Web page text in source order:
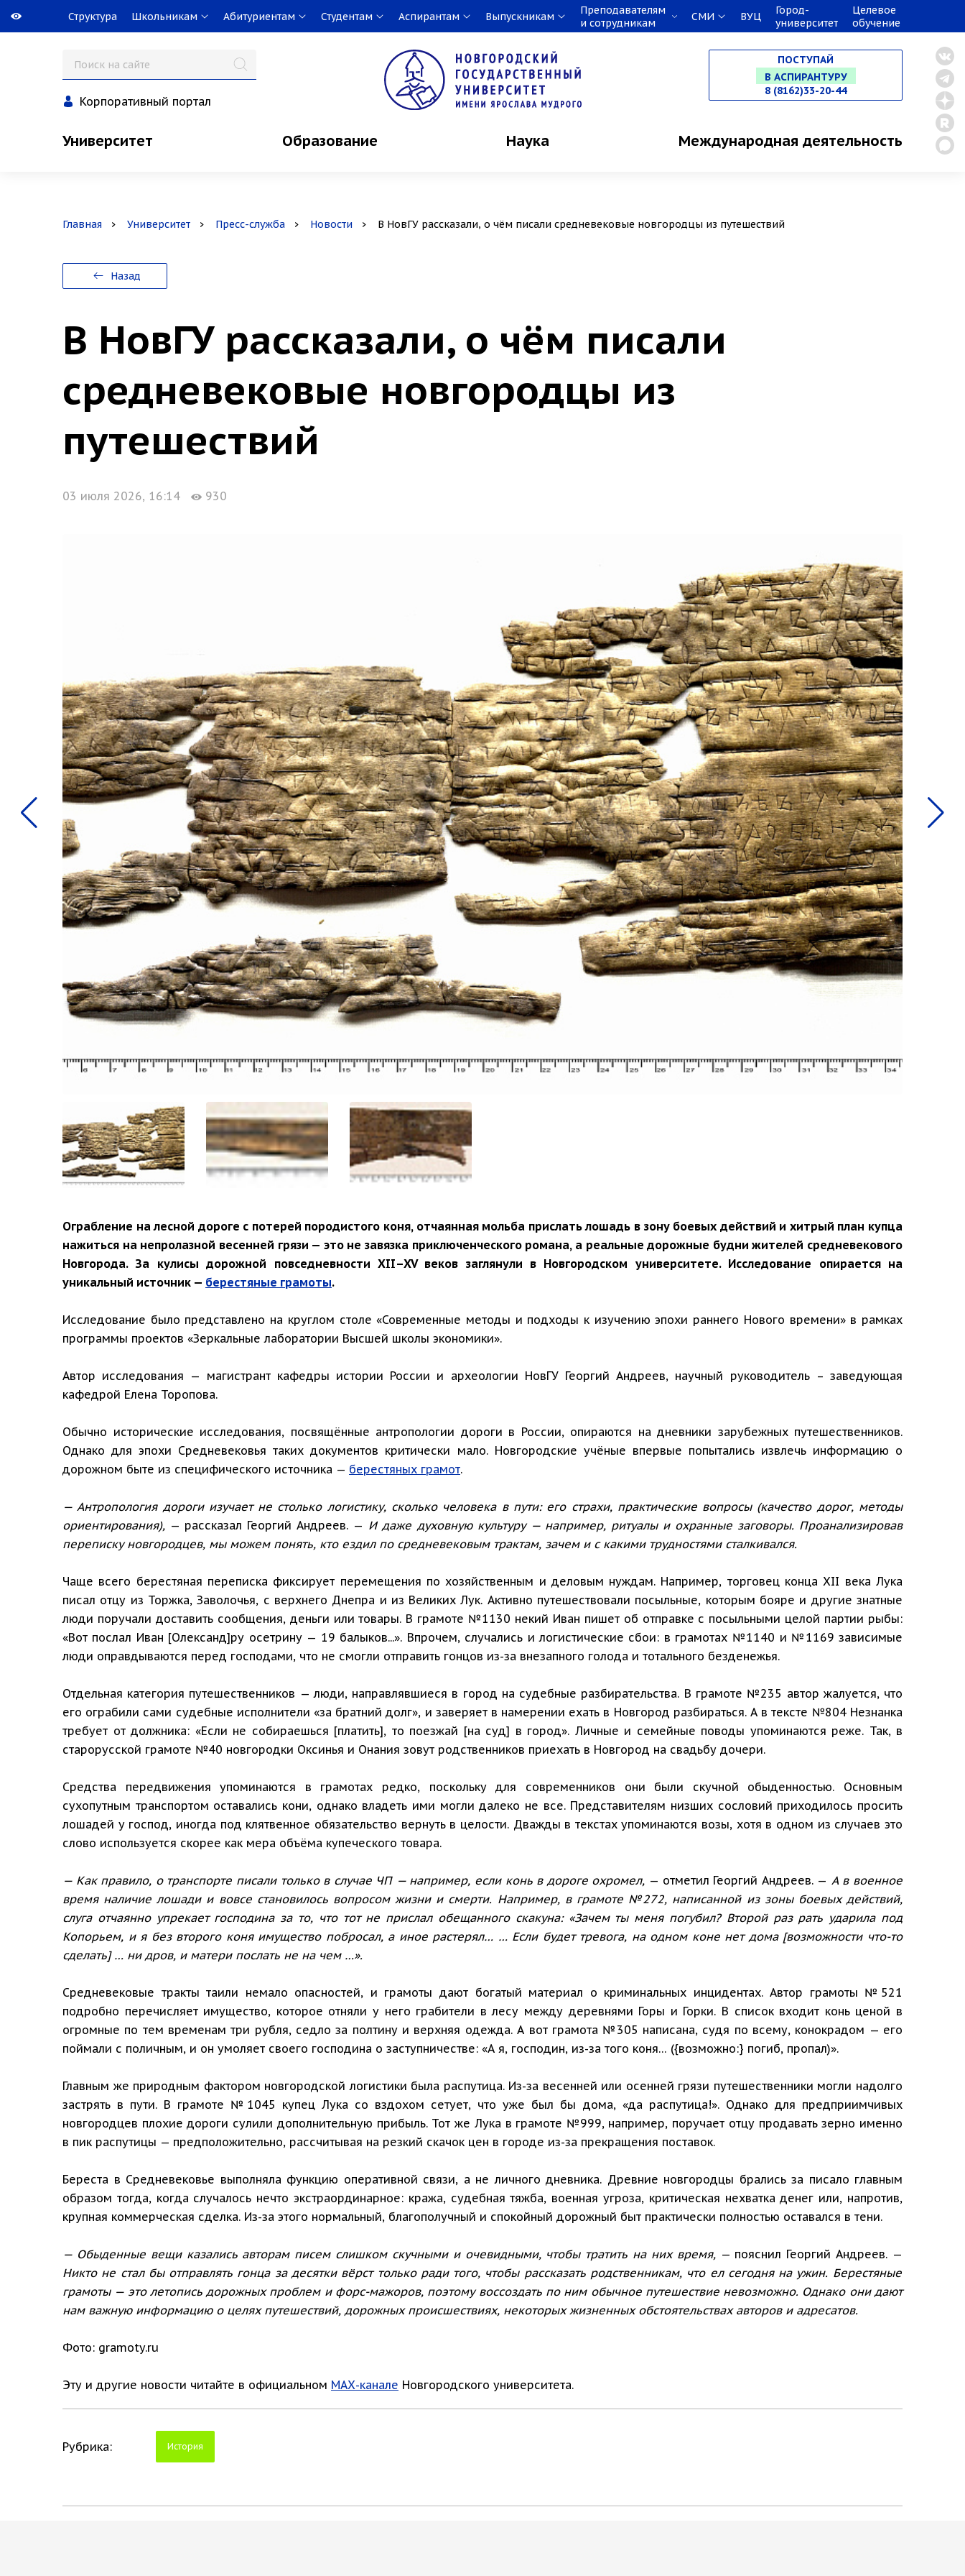
Структура Школьникам Абитуриентам Студентам Аспирантам Выпускникам
Преподавателям
и сотрудникам
СМИ ВУЦ
Город-
университет
Целевое
обучение
Корпоративный портал
ПОСТУПАЙ
НА СПЕЦИАЛИТЕТ
В МАГИСТРАТУРУ
8 (8162)33-20-44
Университет Образование Наука Международная деятельность
Главная Университет Пресс-служба Новости В НовГУ рассказали, о чём писали средневековые новгородцы из путешествий
Назад
В НовГУ рассказали, о чём писали
средневековые новгородцы из
путешествий
03 июля 2026, 16:14 930
Ограбление на лесной дороге с потерей породистого коня, отчаянная мольба прислать лошадь в зону боевых действий и хитрый план купца
нажиться на непролазной весенней грязи — это не завязка приключенческого романа, а реальные дорожные будни жителей средневекового
Новгорода. За кулисы дорожной повседневности XII–XV веков заглянули в Новгородском университете. Исследование опирается на
уникальный источник — берестяные грамоты.
Исследование было представлено на круглом столе «Современные методы и подходы к изучению эпохи раннего Нового времени» в рамках
программы проектов «Зеркальные лаборатории Высшей школы экономики».
Автор исследования — магистрант кафедры истории России и археологии НовГУ Георгий Андреев, научный руководитель – заведующая
кафедрой Елена Торопова.
Обычно исторические исследования, посвящённые антропологии дороги в России, опираются на дневники зарубежных путешественников.
Однако для эпохи Средневековья таких документов критически мало. Новгородские учёные впервые попытались извлечь информацию о
дорожном быте из специфического источника — берестяных грамот.
— Антропология дороги изучает не столько логистику, сколько человека в пути: его страхи, практические вопросы (качество дорог, методы
ориентирования), — рассказал Георгий Андреев. — И даже духовную культуру — например, ритуалы и охранные заговоры. Проанализировав
переписку новгородцев, мы можем понять, кто ездил по средневековым трактам, зачем и с какими трудностями сталкивался.
Чаще всего берестяная переписка фиксирует перемещения по хозяйственным и деловым нуждам. Например, торговец конца XII века Лука
писал отцу из Торжка, Заволочья, с верхнего Днепра и из Великих Лук. Активно путешествовали посыльные, которым бояре и другие знатные
люди поручали доставить сообщения, деньги или товары. В грамоте №1130 некий Иван пишет об отправке с посыльными целой партии рыбы:
«Вот послал Иван [Олександ]ру осетрину — 19 балыков...». Впрочем, случались и логистические сбои: в грамотах №1140 и №1169 зависимые
люди оправдываются перед господами, что не смогли отправить гонцов из-за внезапного голода и тотального безденежья.
Отдельная категория путешественников — люди, направлявшиеся в город на судебные разбирательства. В грамоте №235 автор жалуется, что
его ограбили сами судебные исполнители «за братний долг», и заверяет в намерении ехать в Новгород разбираться. А в тексте №804 Незнанка
требует от должника: «Если не собираешься [платить], то поезжай [на суд] в город». Личные и семейные поводы упоминаются реже. Так, в
старорусской грамоте №40 новгородки Оксинья и Онания зовут родственников приехать в Новгород на свадьбу дочери.
Средства передвижения упоминаются в грамотах редко, поскольку для современников они были скучной обыденностью. Основным
сухопутным транспортом оставались кони, однако владеть ими могли далеко не все. Представителям низших сословий приходилось просить
лошадей у господ, иногда под клятвенное обязательство вернуть в целости. Дважды в текстах упоминаются возы, хотя в одном из случаев это
слово используется скорее как мера объёма купеческого товара.
— Как правило, о транспорте писали только в случае ЧП — например, если конь в дороге охромел, — отметил Георгий Андреев. — А в военное
время наличие лошади и вовсе становилось вопросом жизни и смерти. Например, в грамоте №272, написанной из зоны боевых действий,
слуга отчаянно упрекает господина за то, что тот не прислал обещанного скакуна: «Зачем ты меня погубил? Второй раз рать ударила под
Копорьем, и я без второго коня имущество побросал, а иное растерял… … Если будет тревога, на одном коне нет дома [возможности что-то
сделать] … ни дров, и матери послать не на чем …».
Средневековые тракты таили немало опасностей, и грамоты дают богатый материал о криминальных инцидентах. Автор грамоты №521
подробно перечисляет имущество, которое отняли у него грабители в лесу между деревнями Горы и Горки. В список входит конь ценой в
огромные по тем временам три рубля, седло за полтину и верхняя одежда. А вот грамота №305 написана, судя по всему, конокрадом — его
поймали с поличным, и он умоляет своего господина о заступничестве: «А я, господин, из-за того коня… ({возможно:} погиб, пропал)».
Главным же природным фактором новгородской логистики была распутица. Из-за весенней или осенней грязи путешественники могли надолго
застрять в пути. В грамоте №1045 купец Лука со вздохом сетует, что уже был бы дома, «да распутица!». Однако для предприимчивых
новгородцев плохие дороги сулили дополнительную прибыль. Тот же Лука в грамоте №999, например, поручает отцу продавать зерно именно
в пик распутицы — предположительно, рассчитывая на резкий скачок цен в городе из-за прекращения поставок.
Береста в Средневековье выполняла функцию оперативной связи, а не личного дневника. Древние новгородцы брались за писало главным
образом тогда, когда случалось нечто экстраординарное: кража, судебная тяжба, военная угроза, критическая нехватка денег или, напротив,
крупная коммерческая сделка. Из-за этого нормальный, благополучный и спокойный дорожный быт практически полностью оставался в тени.
— Обыденные вещи казались авторам писем слишком скучными и очевидными, чтобы тратить на них время, — пояснил Георгий Андреев. —
Никто не стал бы отправлять гонца за десятки вёрст только ради того, чтобы рассказать родственникам, что ел сегодня на ужин. Берестяные
грамоты — это летопись дорожных проблем и форс-мажоров, поэтому воссоздать по ним обычное путешествие невозможно. Однако они дают
нам важную информацию о целях путешествий, дорожных происшествиях, некоторых жизненных обстоятельствах авторов и адресатов.
Фото: gramoty.ru
Эту и другие новости читайте в официальном МАХ-канале Новгородского университета.
Рубрика: История